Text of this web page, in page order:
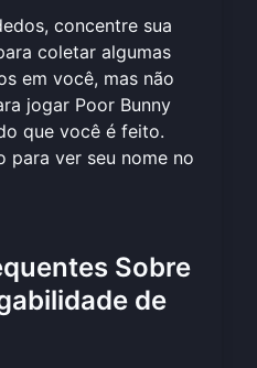
concentre sua
coletar algumas
em você, mas não
jogar Poor Bunny
que você é feito.
para ver seu nome no
Sobre
de